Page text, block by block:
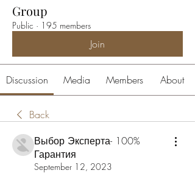
Group
Public · 195 members
Join
Discussion Media Members About
Back
Выбор Эксперта- 100%
Гарантия
September 12, 2023